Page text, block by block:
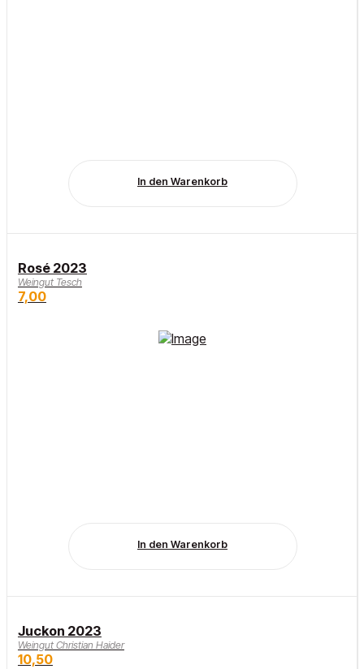
In den Warenkorb
Rosé 2023
Weingut Tesch
7,00
In den Warenkorb
Juckon 2023
Weingut Christian Haider
10,50